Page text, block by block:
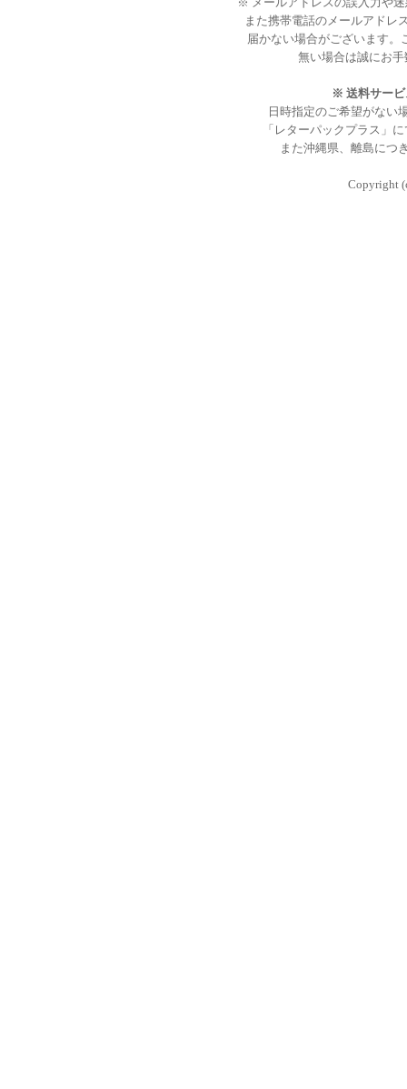
また携帯電話のメールアドレ
届かない場合がございます。
無い場合は誠にお
※ 送料サービ
日時指定のご希望がない
「レターパックプラス」
また沖縄県、離島につ
Copyright